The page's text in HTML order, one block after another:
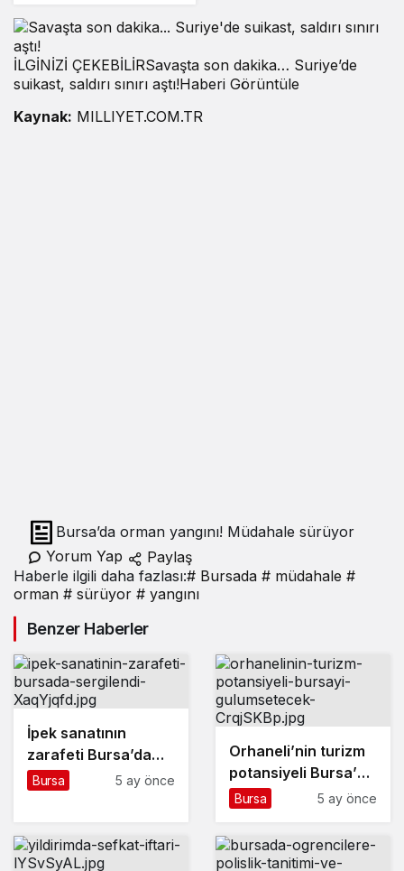
İLGİNİZİ ÇEKEBİLİRSavaşta son dakika… Suriye’de
suikast, saldırı sınırı aştı!Haberi Görüntüle
Kaynak: MILLIYET.COM.TR
Bursa’da orman yangını! Müdahale sürüyor
Yorum Yap
Paylaş
Haberle ilgili daha fazlası:# Bursada # müdahale #
orman # sürüyor # yangını
Benzer Haberler
İpek sanatının
zarafeti Bursa’da
sergilendi
Bursa 5 ay önce
Orhaneli’nin turizm
potansiyeli Bursa’yı
gülümsetecek
Bursa 5 ay önce